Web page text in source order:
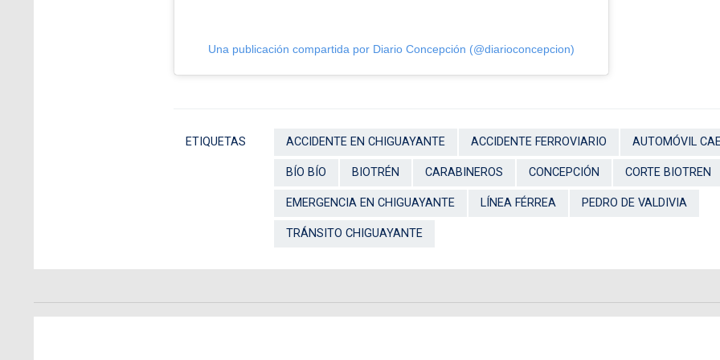
Una publicación compartida por Diario Concepción (@diarioconcepcion)
ETIQUETAS ACCIDENTE EN CHIGUAYANTE ACCIDENTE FERROVIARIO AUTOMÓVIL
BÍO BÍO BIOTRÉN CARABINEROS CONCEPCIÓN CORTE BIOTREN
EMERGENCIA EN CHIGUAYANTE LÍNEA FÉRREA PEDRO DE VALDIVIA
TRÁNSITO CHIGUAYANTE